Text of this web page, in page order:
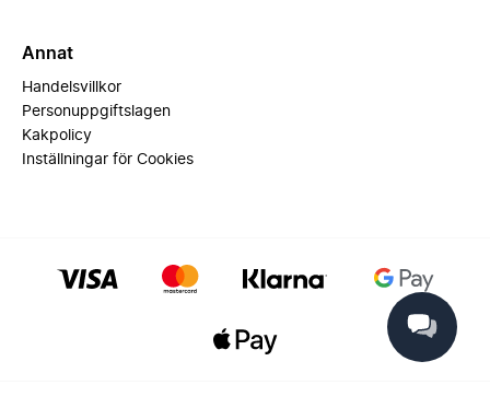
Annat
Handelsvillkor
Personuppgiftslagen
Kakpolicy
Inställningar för Cookies